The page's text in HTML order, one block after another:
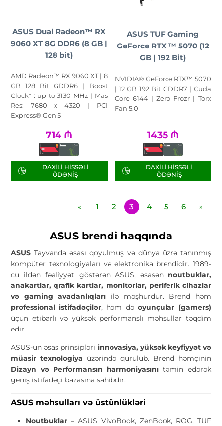
ASUS Dual Radeon™ RX
9060 XT 8G DDR6 (8 GB |
128 bit)
AMD Radeon™ RX 9060 XT | 8
GB 128 Bit GDDR6 | Boost
Clock* : up to 3130 MHz | Mas
Res: 7680 x 4320 | PCI
Express® Gen 5
714 ₼
DAXILI HISSƏLI
ÖDƏNIŞ
ASUS TUF Gaming
GeForce RTX ™ 5070 (12
GB | 192 Bit)
NVIDIA® GeForce RTX™ 5070
| 12 GB 192 Bit GDDR7 | Cuda
Core 6144 | Zero Frozr | Torx
Fan 5.0
1435 ₼
DAXILI HISSƏLI
ÖDƏNIŞ
« 1 2 3 4 5 6 »
ASUS brendi haqqında
ASUS Tayvanda əsası qoyulmuş və dünya üzrə tanınmış
kompüter texnologiyaları və elektronika brendidir. 1989-
cu ildən fəaliyyət göstərən ASUS, əsasən noutbuklar,
anakartlar, qrafik kartlar, monitorlar, periferik cihazlar
və gaming avadanlıqları ilə məşhurdur. Brend həm
professional istifadəçilər, həm dəoyunçular (gamers)
üçün etibarlı və yüksək performanslı məhsullar təqdim
edir.
ASUS-un əsas prinsipləri innovasiya, yüksək keyfiyyət və
müasir texnologiya üzərində qurulub. Brend həmçinin
Dizayn və Performansın harmoniyasını təmin edərək
geniş istifadəçi bazasına sahibdir.
ASUS məhsulları və üstünlükləri
Noutbuklar – ASUS VivoBook, ZenBook, ROG, TUF